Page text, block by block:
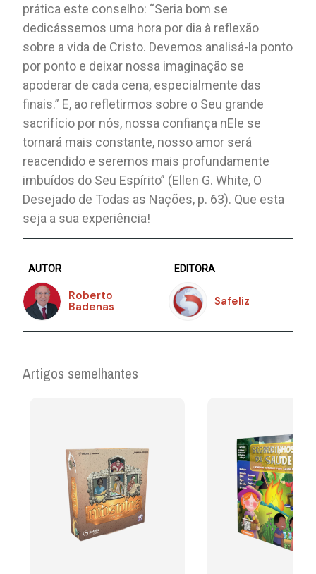
prática este conselho: “Seria bom se
dedicássemos uma hora por dia à reflexão
sobre a vida de Cristo. Devemos analisá-la ponto
por ponto e deixar nossa imaginação se
apoderar de cada cena, especialmente das
finais.” E, ao refletirmos sobre o Seu grande
sacrifício por nós, nossa confiança nEle se
tornará mais constante, nosso amor será
reacendido e seremos mais profundamente
imbuídos do Seu Espírito” (Ellen G. White, O
Desejado de Todas as Nações, p. 63). Que esta
seja a sua experiência!
AUTOR
Roberto
Badenas
EDITORA
Safeliz
Artigos semelhantes